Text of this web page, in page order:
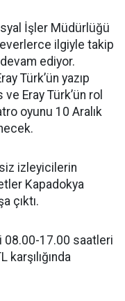
İşler Müdürlüğü
ilgiyle takip
ediyor.
Türk’ün yazıp
Eray Türk’ün rol
oyunu 10 Aralık
izleyicilerin
Kapadokya
çıktı.
08.00-17.00 saatleri
karşılığında